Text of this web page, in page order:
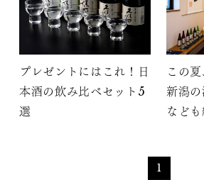
プレゼントにはこれ！日
本酒の飲み比べセット5
選
この
新潟
など
1